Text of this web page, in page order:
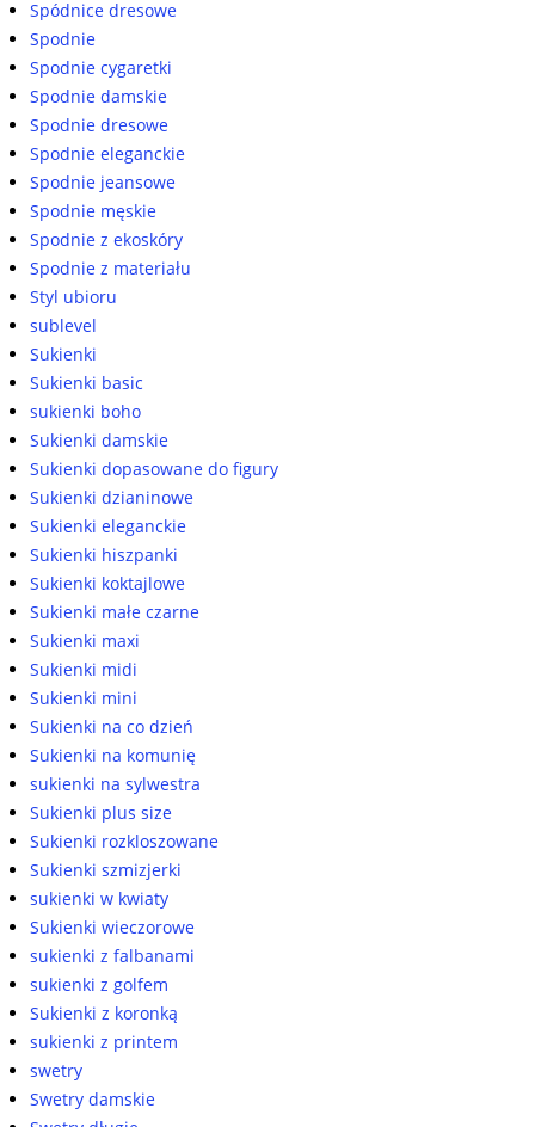
Spódnice dresowe
Spodnie
Spodnie cygaretki
Spodnie damskie
Spodnie dresowe
Spodnie eleganckie
Spodnie jeansowe
Spodnie męskie
Spodnie z ekoskóry
Spodnie z materiału
Styl ubioru
sublevel
Sukienki
Sukienki basic
sukienki boho
Sukienki damskie
Sukienki dopasowane do figury
Sukienki dzianinowe
Sukienki eleganckie
Sukienki hiszpanki
Sukienki koktajlowe
Sukienki małe czarne
Sukienki maxi
Sukienki midi
Sukienki mini
Sukienki na co dzień
Sukienki na komunię
sukienki na sylwestra
Sukienki plus size
Sukienki rozkloszowane
Sukienki szmizjerki
sukienki w kwiaty
Sukienki wieczorowe
sukienki z falbanami
sukienki z golfem
Sukienki z koronką
sukienki z printem
swetry
Swetry damskie